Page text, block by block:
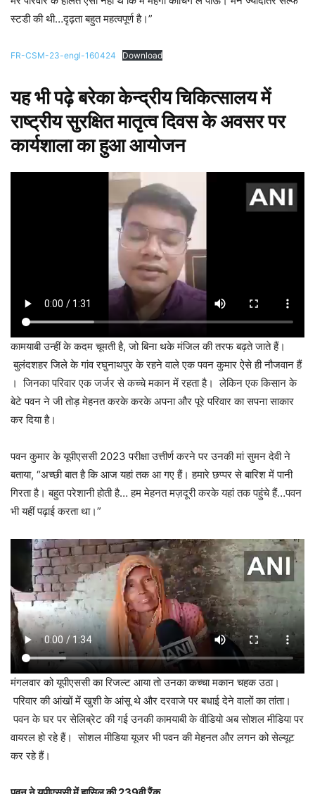
स्टडी की थी…दृढ़ता बहुत महत्वपूर्ण है।”
FR-CSM-23-engl-160424 Download
यह भी पढ़ेबरेका केन्द्रीय चिकित्सालय में
राष्‍ट्रीय सुरक्षित मातृत्‍व दिवस के अवसर पर
कार्यशाला का हुआ आयोजन
कामयाबी उन्हीं के कदम चूमती है, जो बिना थके मंजिल की तरफ बढ़ते जाते हैं।
बुलंदशहर जिले के गांव रघुनाथपुर के रहने वाले एक पवन कुमार ऐसे ही नौजवान हैं
। जिनका परिवार एक जर्जर से कच्चे मकान में रहता है। लेकिन एक किसान के
बेटे पवन ने जी तोड़ मेहनत करके करके अपना और पूरे परिवार का सपना साकार
कर दिया है।
पवन कुमार के यूपीएससी 2023 परीक्षा उत्तीर्ण करने पर उनकी मां सुमन देवी ने
बताया, “अच्छी बात है कि आज यहां तक आ गए हैं। हमारे छप्पर से बारिश में पानी
गिरता है। बहुत परेशानी होती है… हम मेहनत मज़दूरी करके यहां तक पहुंचे हैं…पवन
भी यहीं पढ़ाई करता था।”
मंगलवार को यूपीएससी का रिजल्ट आया तो उनका कच्चा मकान चहक उठा।
परिवार की आंखों में खुशी के आंसू थे और दरवाजे पर बधाई देने वालों का तांता।
पवन के घर पर सेलिब्रेट की गई उनकी कामयाबी के वीडियो अब सोशल मीडिया पर
वायरल हो रहे हैं। सोशल मीडिया यूजर भी पवन की मेहनत और लगन को सेल्यूट
कर रहे हैं।